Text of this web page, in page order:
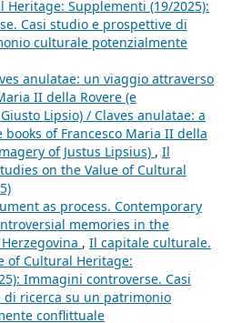
Heritage: Supplementi (19/2025):
Casi studio e prospettive di
culturale potenzialmente
anulatae: un viaggio attraverso
II della Rovere (e
Lipsio) / Claves anulatae: a
of Francesco Maria II della
of Justus Lipsius) , Il
on the Value of Cultural
as process. Contemporary
memories in the
, Il capitale culturale.
of Cultural Heritage:
Immagini controverse. Casi
ricerca su un patrimonio
conflittuale